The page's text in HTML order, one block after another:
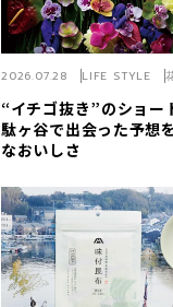
“イチゴ抜き”のショ
駄ヶ谷で出会った予想
なおいしさ
2026.07.28 LIFE STYLE